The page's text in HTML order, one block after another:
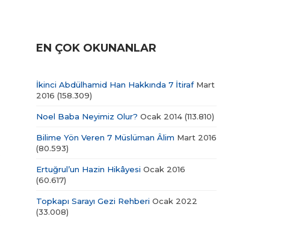
EN ÇOK OKUNANLAR
İkinci Abdülhamid Han Hakkında 7 İtirafMart
2016 (158.309)
Noel Baba Neyimiz Olur? Ocak 2014 (113.810)
Bilime Yön Veren 7 Müslüman Âlim Mart 2016
(80.593)
Ertuğrul’un Hazin Hikâyesi Ocak 2016
(60.617)
Topkapı Sarayı Gezi Rehberi Ocak 2022
(33.008)